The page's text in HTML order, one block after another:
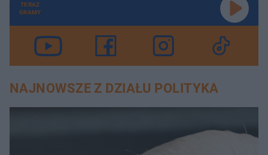
TERAZ
GRAMY
NAJNOWSZE Z DZIAŁU POLITYKA